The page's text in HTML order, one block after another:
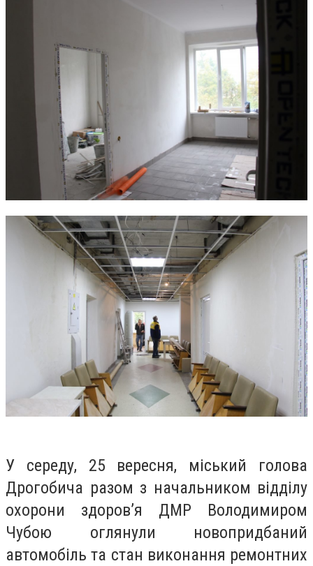
У середу, 25 вересня, міський голова
Дрогобича разом з начальником відділу
охорони здоров’я ДМР Володимиром
Чубою оглянули новопридбаний
автомобіль та стан виконання ремонтних